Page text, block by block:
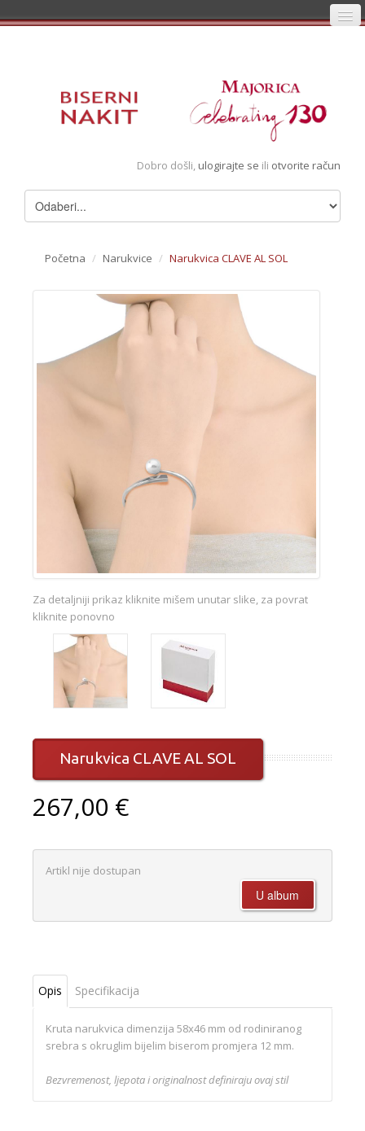
Registracija
Pregledani artikli
Dobro došli, ulogirajte se ili otvorite račun
Početna / Narukvice / Narukvica CLAVE AL SOL
Za detaljniji prikaz kliknite mišem unutar slike, za povrat
kliknite ponovno
Narukvica CLAVE AL SOL
267,00 €
Artikl nije dostupan
Opis Specifikacija
Kruta narukvica dimenzija 58x46 mm od rodiniranog
srebra s okruglim bijelim biserom promjera 12 mm.
Bezvremenost, ljepota i originalnost definiraju ovaj stil